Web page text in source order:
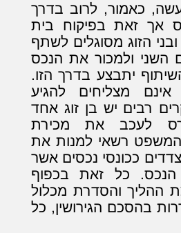
כאמור, לרוב בדרך
אך זאת בפיקוח בית
הזוג מסוגלים לשתף
השני ולמכור את הנכס
יתבצע בדרך הזו.
מצליחים להגיע
רבים יש בן זוג אחד
לעכב את מכירת
המשפט רשאי למנות את
ככונסי נכסים אשר
הנכס. כל זאת בכפוף
ההליך והסדרת מכלול
בהסכם הגירושין, כל